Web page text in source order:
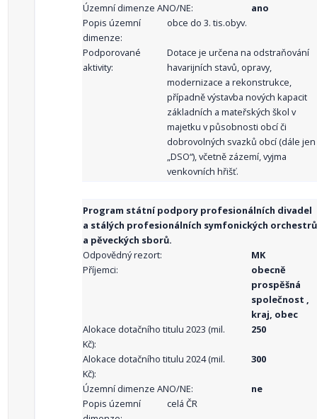
Územní dimenze ANO/NE:
ano
Popis územní
dimenze:
obce do 3. tis.obyv.
Podporované
aktivity:
Dotace je určena na odstraňování
havarijních stavů, opravy,
modernizace a rekonstrukce,
případně výstavba nových kapacit
základních a mateřských škol v
majetku v působnosti obcí či
dobrovolných svazků obcí (dále jen
„DSO“), včetně zázemí, vyjma
venkovních hřišť.
Program státní podpory profesionálních divadel
a stálých profesionálních symfonických orchestrů
a pěveckých sborů.
Odpovědný rezort:
MK
Příjemci:
obecně
prospěšná
společnost ,
kraj, obec
Alokace dotačního titulu 2023 (mil.
Kč):
250
Alokace dotačního titulu 2024 (mil.
Kč):
300
Územní dimenze ANO/NE:
ne
Popis územní
celá ČR